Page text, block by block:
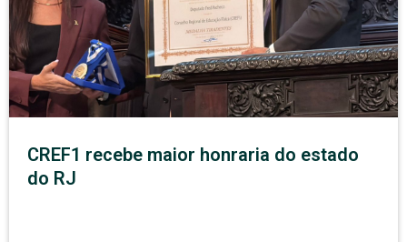
CREF1 recebe maior honraria do estado
do RJ